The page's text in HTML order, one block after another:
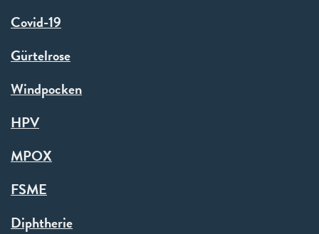
Covid-19
Gürtelrose
Windpocken
HPV
MPOX
FSME
Diphtherie